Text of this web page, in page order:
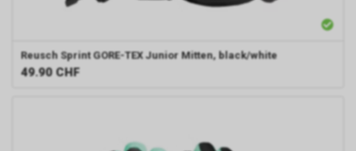
Reusch Sprint GORE-TEX Junior Mitten, black/white
49.90 CHF